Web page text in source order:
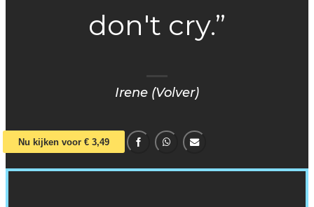
don't cry.”
Irene (Volver)
Nu kijken voor € 3,49